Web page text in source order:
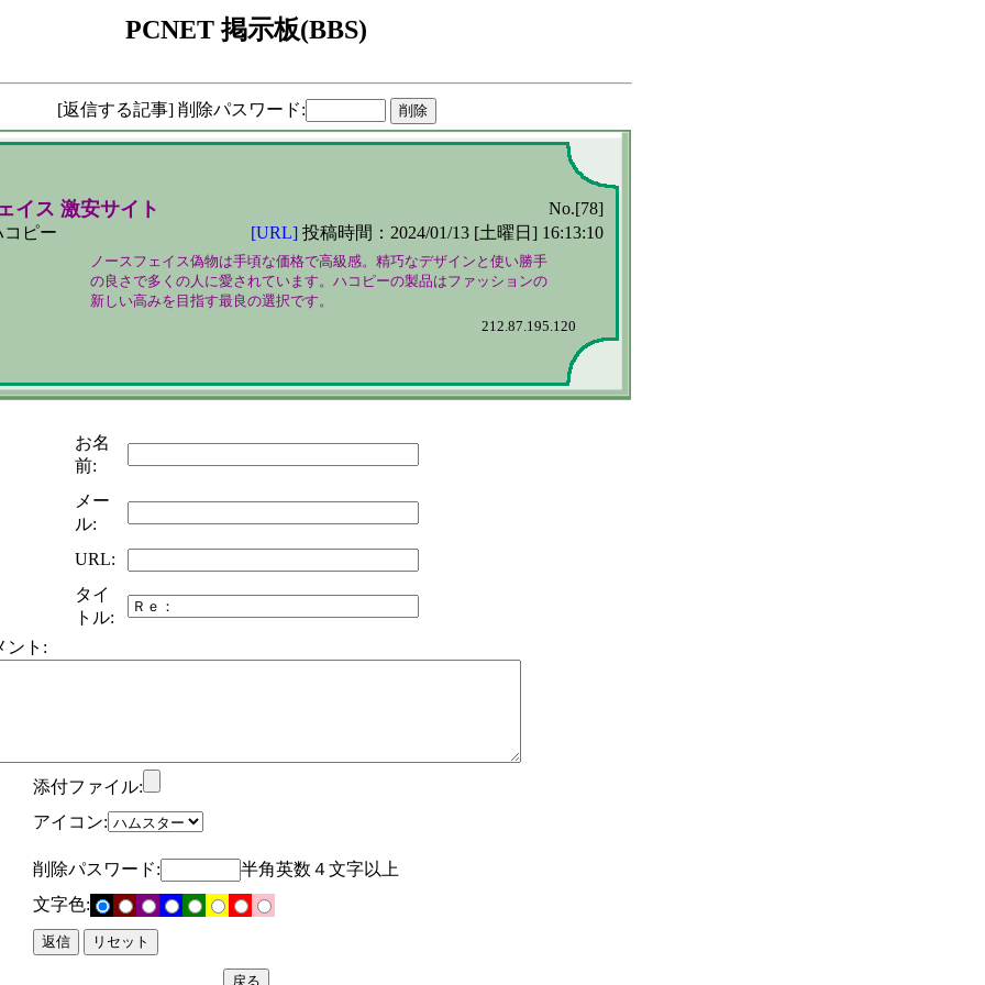
PCNET 掲示板(BBS)
[返信する記事] 削除パスワード:
イス 激安サイト
No.[78]
ピー
[URL] 投稿時間：2024/01/13 [土曜日] 16:13:10
ノースフェイス偽物は手頃な価格で高級感。精巧なデザインと使い勝手
の良さで多くの人に愛されています。ハコピーの製品はファッションの
新しい高みを目指す最良の選択です。
212.87.195.120
お名
前:
メー
ル:
URL:
タイ
トル:
ント:
添付ファイル:
アイコン:
削除パスワード:
半角英数４文字以上
文字色: